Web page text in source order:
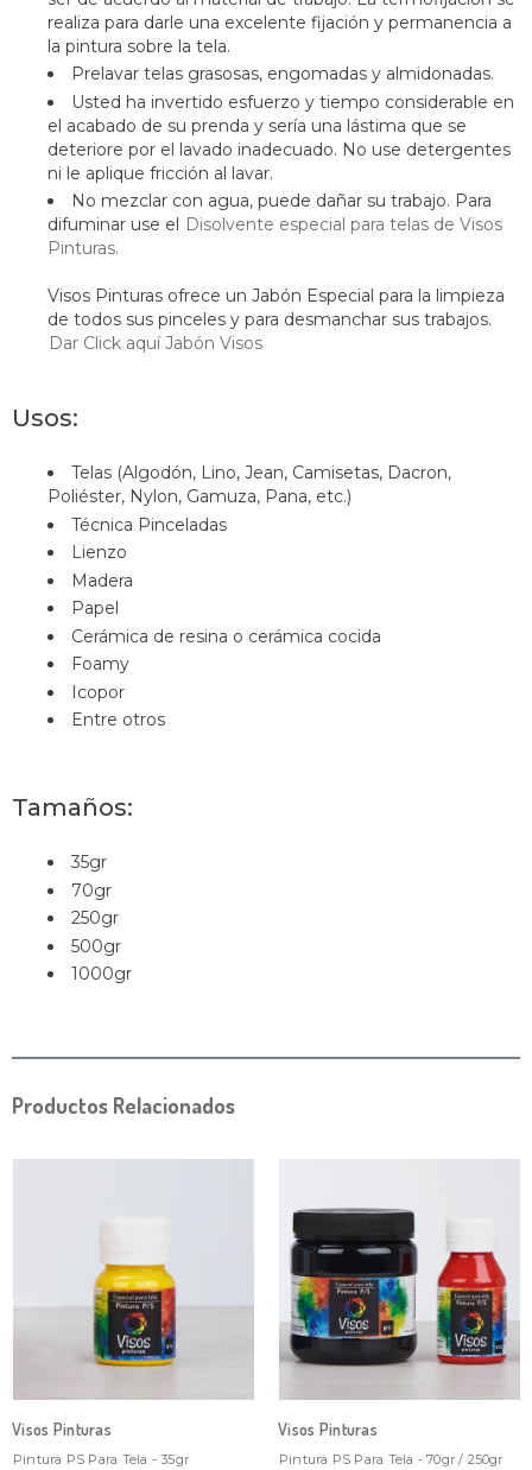
realiza para darle una excelente fijación y permanencia a
la pintura sobre la tela.
Prelavar telas grasosas, engomadas y almidonadas.
Usted ha invertido esfuerzo y tiempo considerable en
el acabado de su prenda y sería una lástima que se
deteriore por el lavado inadecuado. No use detergentes
ni le aplique fricción al lavar.
No mezclar con agua, puede dañar su trabajo. Para
difuminar use el
Disolvente especial para telas de Visos
Pinturas.
Visos Pinturas ofrece un Jabón Especial para la limpieza
de todos sus pinceles y para desmanchar sus trabajos.
Dar Click aquí Jabón Visos
Usos:
Telas (Algodón, Lino, Jean, Camisetas, Dacron,
Poliéster, Nylon, Gamuza, Pana, etc.)
Técnica Pinceladas
Lienzo
Madera
Papel
Cerámica de resina o cerámica cocida
Foamy
Icopor
Entre otros
Tamaños:
35gr
70gr
250gr
500gr
1000gr
Productos Relacionados
Visos Pinturas
Pintura PS Para Tela - 35gr
Visos Pinturas
Pintura PS Para Tela - 70gr / 250gr